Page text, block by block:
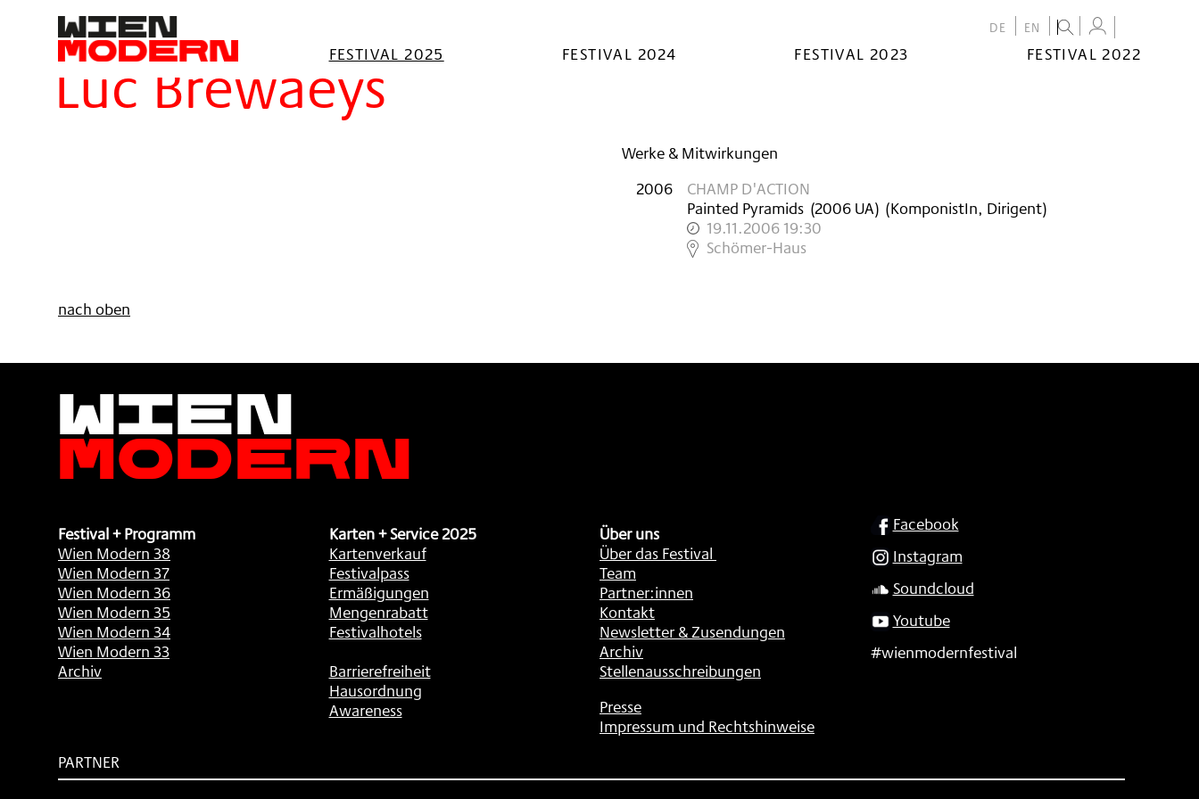
springen
DE EN
FESTIVAL 2025 FESTIVAL 2024 FESTIVAL 2023 FESTIVAL 2022
Filter
Luc Brewaeys
Werke & Mitwirkungen
2006
CHAMP D'ACTION
Painted Pyramids (2006UA) (KomponistIn, Dirigent)
19.11.2006 19:30
,
Schömer-Haus
nach oben
Wien
Modern
Festival + Programm
Wien Modern 38
Wien Modern 37
Wien Modern 36
Wien Modern 35
Wien Modern 34
Wien Modern 33
Archiv
Karten + Service 2025
Kartenverkauf
Festivalpass
Ermäßigungen
Mengenrabatt
Festivalhotels
Barrierefreiheit
Hausordnung
Awareness
Über uns
Über das Festival
Team
Partner:innen
Kontakt
Newsletter & Zusendungen
Archiv
Stellenausschreibungen
Presse
Impressum und Rechtshinweise
SOCIAL
Facebook
Instagram
Soundcloud
Youtube
#wienmodernfestival
PARTNER